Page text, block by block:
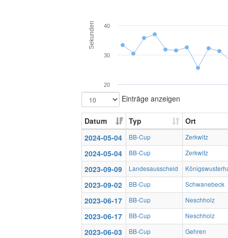
Sekunden
20
30
40
Einträge anzeigen
Datum Typ
Ort
2024-05-04
BB-Cup Zerkwitz
2024-05-04 BB-Cup Zerkwitz
2023-09-09 Landesausscheid
2023-09-02 BB-Cup Schwanebeck
2023-06-17 BB-Cup Neschholz
2023-06-17 BB-Cup Neschholz
2023-06-03 BB-Cup Gehren